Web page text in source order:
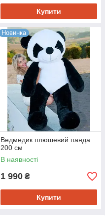
Купити
Новинка
Ведмедик плюшевий панда
200 см
В наявності
1 990 ₴
Купити